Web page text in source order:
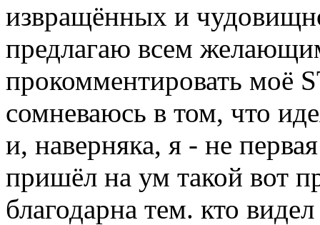
извращённых и
предлагаю всем
прокомментировать моё
сомневаюсь в том, что
и, наверняка, я - не
пришёл на ум такой вот
благодарна тем. кто